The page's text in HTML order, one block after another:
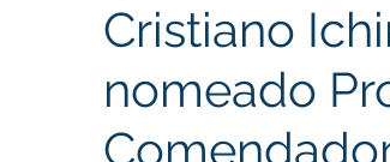
Cristiano
nomeado